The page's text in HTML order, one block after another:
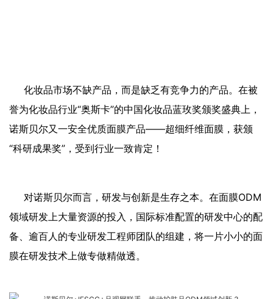
化妆品市场不缺产品，而是缺乏有竞争力的产品。在被
誉为化妆品行业“奥斯卡”的中国化妆品蓝玫奖颁奖盛典上，
诺斯贝尔又一安全优质面膜产品——超细纤维面膜，获颁
“科研成果奖”，受到行业一致肯定！
对诺斯贝尔而言，研发与创新是生存之本。在面膜ODM
领域研发上大量资源的投入，国际标准配置的研发中心的配
备、逾百人的专业研发工程师团队的组建，将一片小小的面
膜在研发技术上做专做精做透。